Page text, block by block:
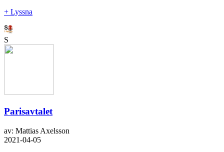
+ Lyssna
S
Parisavtalet
av: Mattias Axelsson
2021-04-05